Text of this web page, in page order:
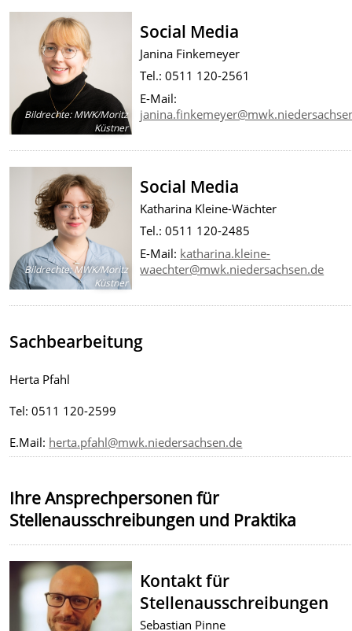
Bildrechte:MWK/Moritz
Küstner
Social Media
Janina Finkemeyer
Tel.: 0511 120-2561
E-Mail:
Bildrechte:MWK/Moritz
Küstner
Social Media
Katharina Kleine-Wächter
Tel.: 0511 120-2485
E-Mail: katharina.kleine-
waechter@mwk.niedersachsen.de
Sachbearbeitung
Herta Pfahl
Tel: 0511 120-2599
E.Mail: herta.pfahl@mwk.niedersachsen.de
Ihre Ansprechpersonen für
Stellenausschreibungen und Praktika
Kontakt für
Stellenausschreibungen
Sebastian Pinne